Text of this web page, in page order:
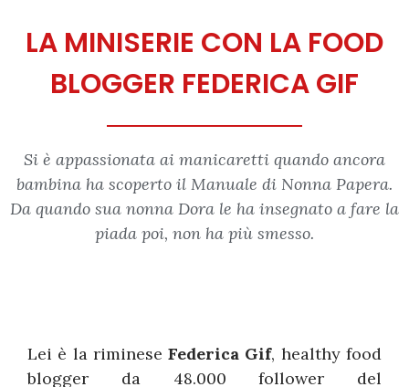
LA MINISERIE CON LA FOOD
BLOGGER FEDERICA GIF
Si è appassionata ai manicaretti quando ancora
bambina ha scoperto il Manuale di Nonna Papera.
Da quando sua nonna Dora le ha insegnato a fare la
piada poi, non ha più smesso.
Lei è la rimineseFederica Gif, healthy food
blogger da 48.000 follower del